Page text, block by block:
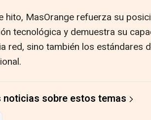
hito, MasOrange refuerza su
tecnológica y demuestra su
red, sino también los estándares
noticias sobre estos temas